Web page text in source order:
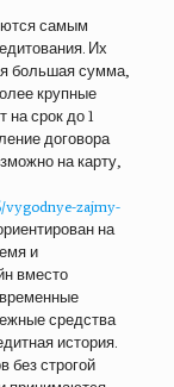
самым
Их
большая сумма,
крупные
на срок до 1
договора
на карту,
vygodnye-zajmy-
на
и
вместо
средства
история.
без строгой